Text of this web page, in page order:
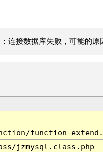
连接数据库失败，可能的
jzmysql.class.php